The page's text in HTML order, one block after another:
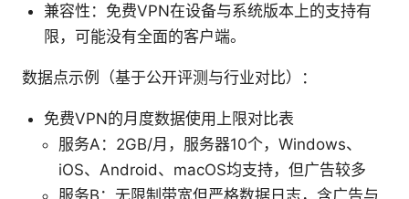
兼容性：免费VPN在设备与系统版本上的支持有
限，可能没有全面的客户端。
数据点示例（基于公开评测与行业对比）：
免费VPN的月度数据使用上限对比表
服务A：2GB/月，服务器10个，Windows、
iOS、Android、macOS均支持，但广告较多
服务B：无限制带宽但严格数据日志，含广告与